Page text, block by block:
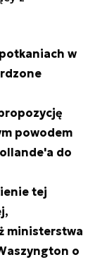
w
powodem
do
tej
ministerstwa
o